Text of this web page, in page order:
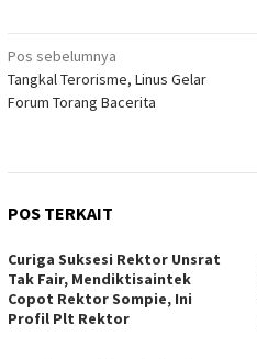
Navigasi
pos
Pos sebelumnya
Tangkal Terorisme, Linus Gelar
Forum Torang Bacerita
POS TERKAIT
Curiga Suksesi Rektor Unsrat
Tak Fair, Mendiktisaintek
Copot Rektor Sompie, Ini
Profil Plt Rektor